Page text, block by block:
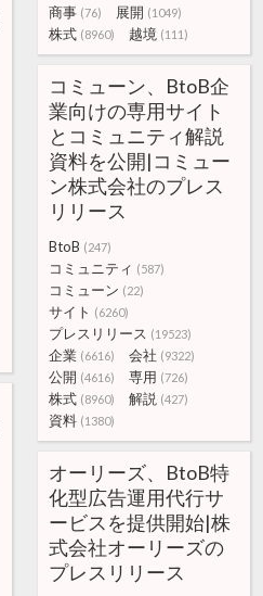
商事 (76) 展開 (1049)
株式 (8960) 越境 (111)
コミューン、BtoB企
業向けの専用サイト
とコミュニティ解説
資料を公開|コミュー
ン株式会社のプレス
リリース
BtoB (247)
コミュニティ (587)
コミューン (22)
サイト (6260)
プレスリリース (19523)
企業 (6616) 会社 (9322)
公開 (4616) 専用 (726)
株式 (8960) 解説 (427)
資料 (1380)
オーリーズ、BtoB特
化型広告運用代行サ
ービスを提供開始|株
式会社オーリーズの
プレスリリース